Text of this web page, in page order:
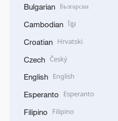
Bulgarian Български
Cambodian ខ្មែរ
Croatian Hrvatski
Czech Český
English English
Esperanto Esperanto
Filipino Filipino